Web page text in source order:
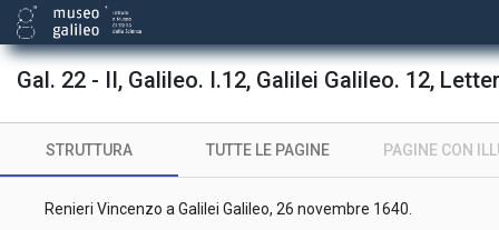
Gal. 22 - II, Galileo. I.12, Galilei Galileo. 12,
STRUTTURA TUTTE LE PAGINE PAGINE CON
Galilei Alberto Cesare a Galilei Galileo, 1 novembre 1640.
Piccolomini Ascanio a Galilei Galileo, 5 novembre 1640.
Renieri Vincenzo a Galilei Galileo, 14 novembre 1640.
Renieri Vincenzo a Galilei Galileo, 26 novembre 1640.